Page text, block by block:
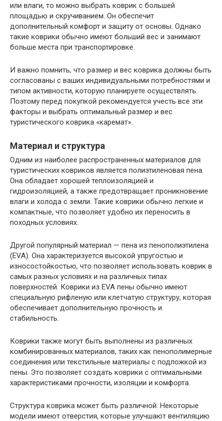
или влаги, то можно выбрать коврик с большей
площадью и скручиванием. Он обеспечит
дополнительный комфорт и защиту от основы. Однако
такие коврики обычно имеют больший вес и занимают
больше места при транспортировке.
И важно помнить, что размер и вес коврика должны быть
согласованы с ваших индивидуальными потребностями и
типом активности, которую планируете осуществлять.
Поэтому перед покупкой рекомендуется учесть все эти
факторы и выбрать оптимальный размер и вес
туристического коврика «каремат».
Материал и структура
Одним из наиболее распространенных материалов для
туристических ковриков является полиэтиленовая пена.
Она обладает хорошей теплоизоляцией и
гидроизоляцией, а также предотвращает проникновение
влаги и холода с земли. Такие коврики обычно легкие и
компактные, что позволяет удобно их переносить в
походных условиях.
Другой популярный материал — пена из пенополиэтилена
(EVA). Она характеризуется высокой упругостью и
износостойкостью, что позволяет использовать коврик в
самых разных условиях и на различных типах
поверхностей. Коврики из EVA пены обычно имеют
специальную рифленую или клетчатую структуру, которая
обеспечивает дополнительную прочность и
стабильность.
Коврики также могут быть выполнены из различных
комбинированных материалов, таких как пенополимерные
соединения или текстильные материалы с подложкой из
пены. Это позволяет создать коврики с оптимальными
характеристиками прочности, изоляции и комфорта.
Структура коврика может быть различной. Некоторые
модели имеют отверстия, которые улучшают вентиляцию